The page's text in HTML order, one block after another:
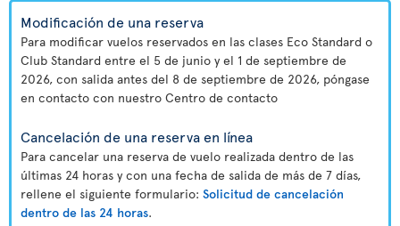
Modificación de una reserva
Para modificar vuelos reservados en las clases Eco Standard o
Club Standard entre el 5 de junio y el 1 de septiembre de
2026, con salida antes del 8 de septiembre de 2026, póngase
en contacto con nuestro Centro de contacto
Cancelación de una reserva en línea
Para cancelar una reserva de vuelo realizada dentro de las
últimas 24 horas y con una fecha de salida de más de 7 días,
rellene el siguiente formulario: Solicitud de cancelación
dentro de las 24 horas.